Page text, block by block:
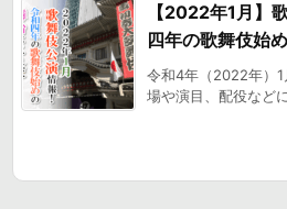
【2022年1月】
四年の歌舞伎始
令和4年（2022年）
場や演目、配役など